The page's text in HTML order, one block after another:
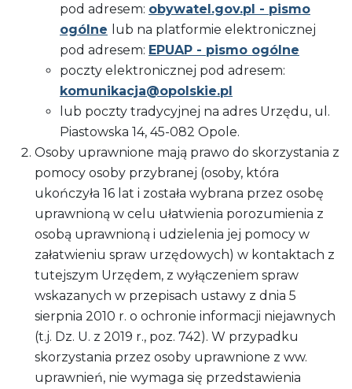
pod adresem: obywatel.gov.pl - pismo
ogólne
lub na platformie elektronicznej
pod adresem: EPUAP - pismo ogólne
poczty elektronicznej pod adresem:
komunikacja@opolskie.pl
lub poczty tradycyjnej na adres Urzędu, ul.
Piastowska 14, 45-082 Opole.
Osoby uprawnione mają prawo do skorzystania z
pomocy osoby przybranej (osoby, która
ukończyła 16 lat i została wybrana przez osobę
uprawnioną w celu ułatwienia porozumienia z
osobą uprawnioną i udzielenia jej pomocy w
załatwieniu spraw urzędowych) w kontaktach z
tutejszym Urzędem, z wyłączeniem spraw
wskazanych w przepisach ustawy z dnia 5
sierpnia 2010 r. o ochronie informacji niejawnych
(t.j. Dz. U. z 2019 r., poz. 742). W przypadku
skorzystania przez osoby uprawnione z ww.
uprawnień, nie wymaga się przedstawienia